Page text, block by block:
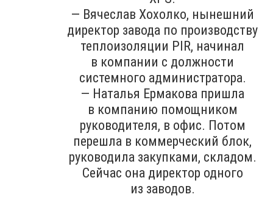
— Вячеслав Хохолко, нынешний
директор завода по производству
теплоизоляции PIR, начинал
в компании с должности
системного администратора.
— Наталья Ермакова пришла
в компанию помощником
руководителя, в офис. Потом
перешла в коммерческий блок,
руководила закупками, складом.
Сейчас она директор одного
из заводов.